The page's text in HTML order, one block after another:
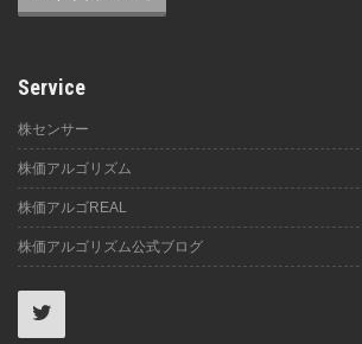
Service
株センサー
株価アルゴリズム
株価アルゴREAL
株価アルゴリズム公式ブログ